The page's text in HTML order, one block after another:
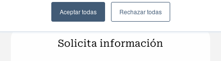
Aceptar todas Rechazar todas
Economía y finanzas Riesgos financieros
Solicita información